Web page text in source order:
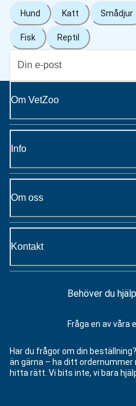
Hund Katt Smådjur
Fisk Reptil
Om VetZoo
Info
Om oss
Kontakt
Behöver du
Fråga en av våra
Har du frågor om din
än gärna – ha ditt
hitta rätt. Vi bits inte, vi bara